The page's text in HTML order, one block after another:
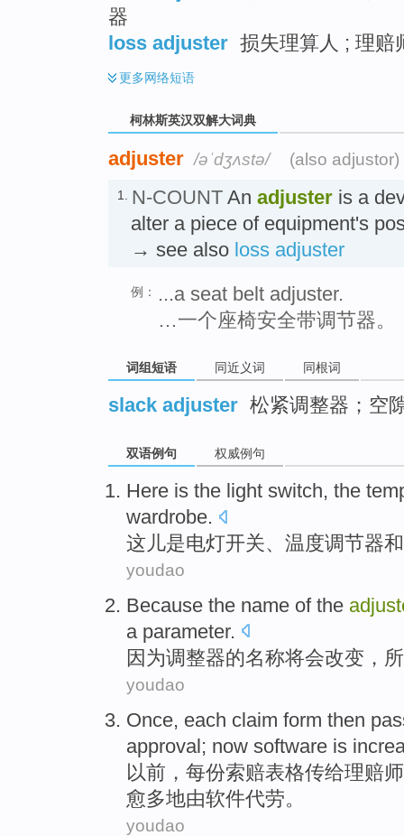
器
loss adjuster 损失理算人 ; 理赔
更多网络短语
柯林斯英汉双解大词典
adjuster /əˈdʒʌstə/ (also adjustor)
1. N-COUNT An adjuster is a
alter a piece of equipment's
→ see also loss adjuster
例：
...a seat belt adjuster.
…一个座椅安全带调节器。
词组短语 同近义词 同根词
slack adjuster 松紧调整器；空
双语例句 权威例句
Here is the light switch, the
wardrobe.
这儿是电灯开关、 温度调节器和
youdao
Because the name ofthe
a parameter.
因为调整器的名称将会改变 ，
youdao
Once, each claim form then
approval; now software is
以前 ， 每份索赔表格传给理赔
愈多地由软件代劳。
youdao